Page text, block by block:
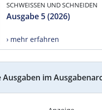
SCHWEISSEN UND SCHNEIDEN
Ausgabe 5 (2026)
› mehr erfahren
Ausgaben im